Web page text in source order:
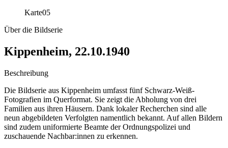
Karte05
Über die Bildserie
Kippenheim, 22.10.1940
Beschreibung
Die Bildserie aus Kippenheim umfasst fünf Schwarz-Weiß-
Fotografien im Querformat. Sie zeigt die Abholung von drei
Familien aus ihren Häusern. Dank lokaler Recherchen sind alle
neun abgebildeten Verfolgten namentlich bekannt. Auf allen Bildern
sind zudem uniformierte Beamte der Ordnungspolizei und
zuschauende Nachbar:innen zu erkennen.